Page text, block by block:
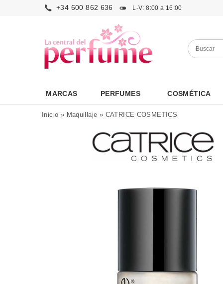
+34 600 862 636 L-V: 8:00 a 16:00
MARCAS PERFUMES COSMÉTICA
Inicio » Maquillaje » CATRICE COSMETICS